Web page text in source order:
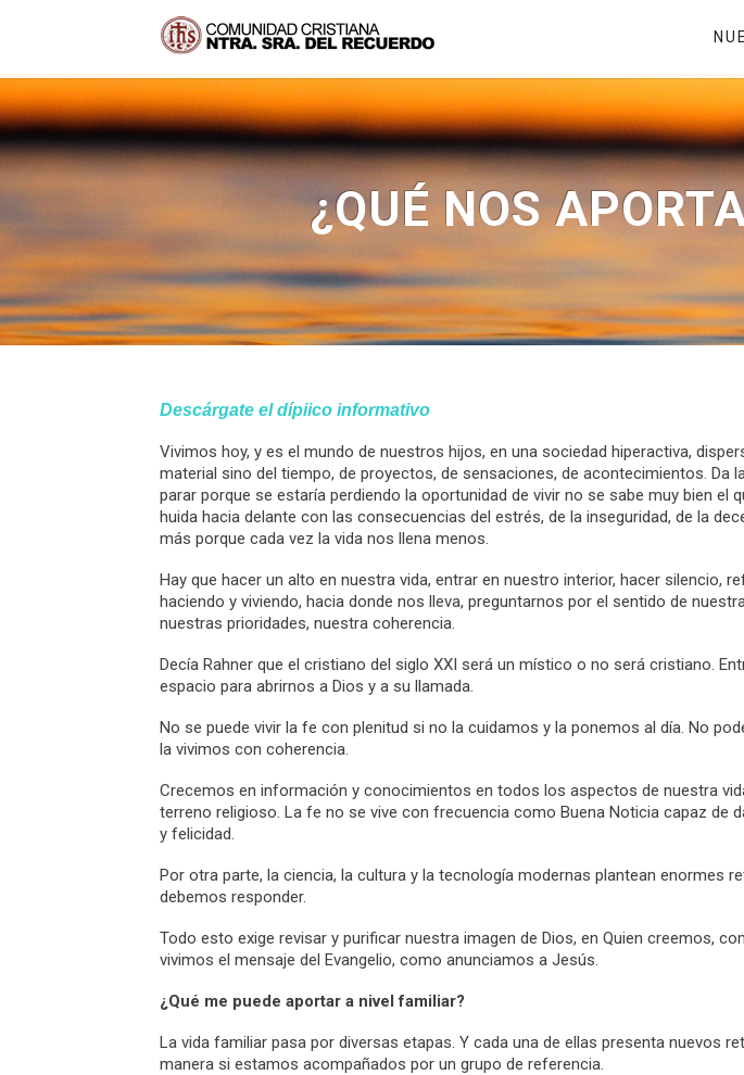
¿QUÉ NOS
Descárgate el dípiico informativo
Vivimos hoy, y es el mundo de nuestros hijos, en una sociedad hiperactiva,
material sino del tiempo, de proyectos, de sensaciones, de acontecimientos. Da
parar porque se estaría perdiendo la oportunidad de vivir no se sabe muy bien el
huida hacia delante con las consecuencias del estrés, de la inseguridad, de la
más porque cada vez la vida nos llena menos.
Hay que hacer un alto en nuestra vida, entrar en nuestro interior, hacer silencio,
haciendo y viviendo, hacia donde nos lleva, preguntarnos por el sentido de
nuestras prioridades, nuestra coherencia.
Decía Rahner que el cristiano del siglo XXI será un místico o no será cristiano.
espacio para abrirnos a Dios y a su llamada.
No se puede vivir la fe con plenitud si no la cuidamos y la ponemos al día. No
la vivimos con coherencia.
Crecemos en información y conocimientos en todos los aspectos de nuestra
terreno religioso. La fe no se vive con frecuencia como Buena Noticia capaz de
y felicidad.
Por otra parte, la ciencia, la cultura y la tecnología modernas plantean enormes
debemos responder.
Todo esto exige revisar y purificar nuestra imagen de Dios, en Quien creemos,
vivimos el mensaje del Evangelio, como anunciamos a Jesús.
¿Qué me puede aportar a nivel familiar?
La vida familiar pasa por diversas etapas. Y cada una de ellas presenta nuevos
manera si estamos acompañados por un grupo de referencia.